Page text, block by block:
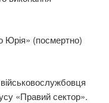
Юрія» (посмертно)
«Правий сектор».